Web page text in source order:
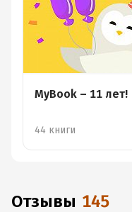
MyBook – 11 лет!
44 книги
Отзывы 145